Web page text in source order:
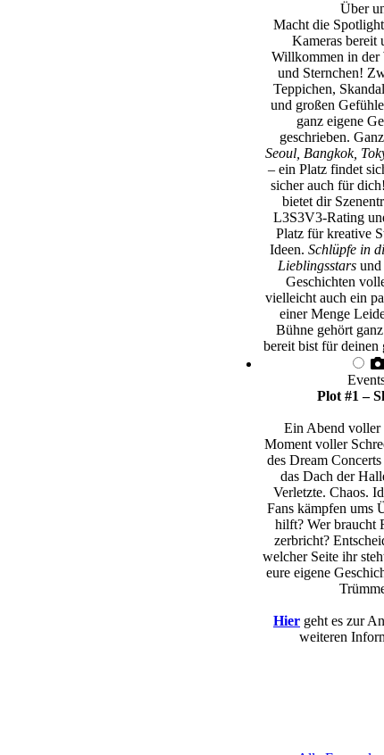
Über
Macht die
Kameras bereit
Willkommen in der
und Sternchen!
Teppichen,
und großen
ganz eigene
geschrieben.
Seoul, Bangkok,
– ein Platz findet
sicher auch für
bietet dir
L3S3V3-Rating
Platz für kreative
Ideen. Schlüpfe in
Lieblingsstars und
Geschichten
vielleicht auch ein
einer Menge
Bühne gehört
bereit bist für
Plot #1 –
Ein Abend voller
Moment voller
des Dream
das Dach der
Verletzte. Chaos.
Fans kämpfen ums
hilft? Wer braucht
zerbricht?
welcher Seite ihr
eure eigene
Hier geht es zur
weiteren